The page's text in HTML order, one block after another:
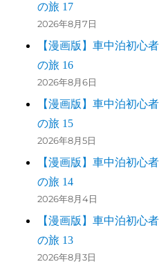
の旅 17
2026年8月7日
【漫画版】車中泊初心
の旅 16
2026年8月6日
【漫画版】車中泊初心
の旅 15
2026年8月5日
【漫画版】車中泊初心
の旅 14
2026年8月4日
【漫画版】車中泊初心
の旅 13
2026年8月3日